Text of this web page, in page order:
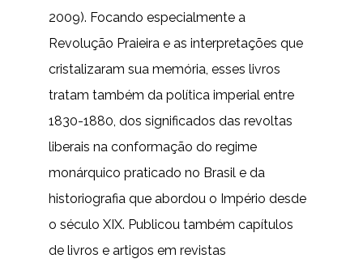
2009). Focando especialmente a
Revolução Praieira e as interpretações que
cristalizaram sua memória, esses livros
tratam também da política imperial entre
1830-1880, dos significados das revoltas
liberais na conformação do regime
monárquico praticado no Brasil e da
historiografia que abordou o Império desde
o século XIX. Publicou também capítulos
de livros e artigos em revistas